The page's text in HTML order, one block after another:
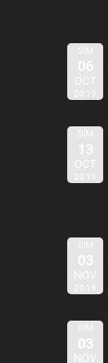
DIM
06
OCT
2019
DIM
13
OCT
2019
DIM
03
NOV
2019
DIM
03
NOV